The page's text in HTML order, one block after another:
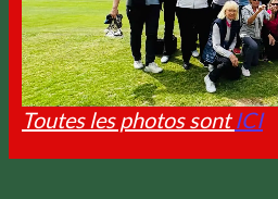
Toutes les photos sontICI